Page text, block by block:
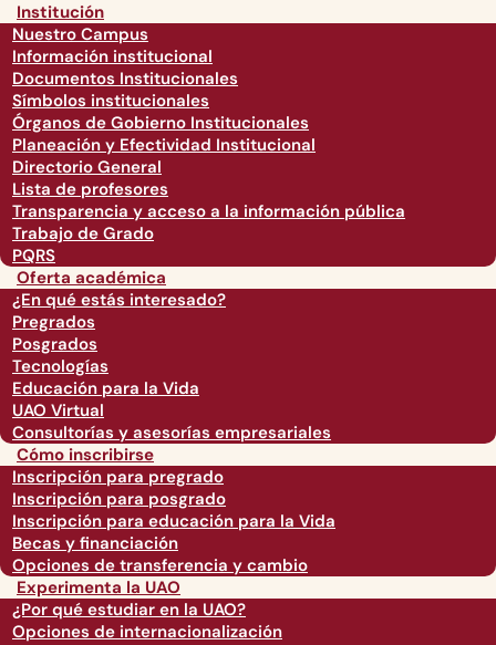
Institución
Nuestro Campus
Información institucional
Documentos Institucionales
Símbolos institucionales
Órganos de Gobierno Institucionales
Planeación y Efectividad Institucional
Directorio General
Lista de profesores
Transparencia y acceso a la información pública
Trabajo de Grado
PQRS
Oferta académica
¿En qué estás interesado?
Pregrados
Posgrados
Tecnologías
Educación para la Vida
UAO Virtual
Consultorías y asesorías empresariales
Cómo inscribirse
Inscripción para pregrado
Inscripción para posgrado
Inscripción para educación para la Vida
Becas y financiación
Opciones de transferencia y cambio
Experimenta la UAO
¿Por qué estudiar en la UAO?
Opciones de internacionalización